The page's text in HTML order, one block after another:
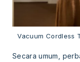
Vacuum Cordless
Secara umum,